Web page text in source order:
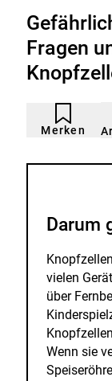
t
u
n
Fragen
Merken
Artikel
nicht
gemerkt
Durch
Klicken
der
Darum
vielen
über
Wenn sie